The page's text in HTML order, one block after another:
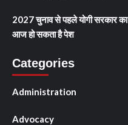
2027 चुनाव से पहले योगी सरकार
आज हो सकता है पेश
Categories
Administration
Advocacy